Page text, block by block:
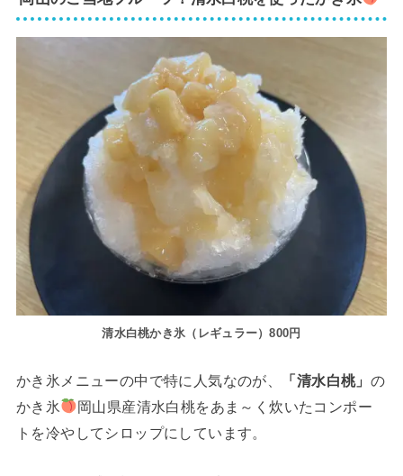
清水白桃かき氷（レギュラー）800円
かき氷メニューの中で特に人気なのが、 「清水白桃」 の
かき氷
岡山県産清水白桃をあま～く炊いたコンポー
トを冷やしてシロップにしています。